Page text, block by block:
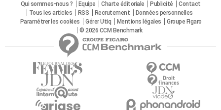
Qui sommes-nous ? Equipe Charte éditoriale Publicité
Contact
Tous les articles
RSS Recrutement
Données personnelles
Paramétrer les cookies
Gérer Utiq Mentions légales
Groupe Figaro
© 2026 CCM Benchmark